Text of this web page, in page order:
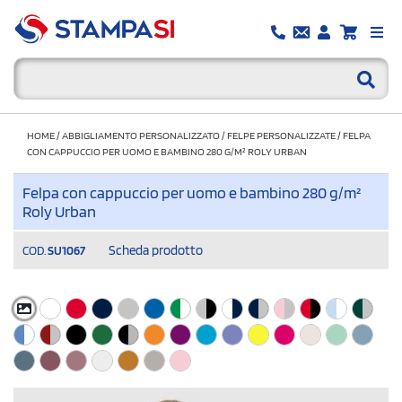
HOME/ABBIGLIAMENTO PERSONALIZZATO/FELPE PERSONALIZZATE/FELPA
CON CAPPUCCIO PER UOMO E BAMBINO 280 G/M² ROLY URBAN
Felpa con cappuccio per uomo e bambino 280 g/m²
Roly Urban
COD. SU1067 Scheda prodotto